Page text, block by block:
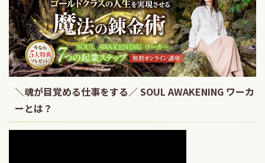
＼魂が目覚める仕事をする／ SOUL AWAKENING ワーカ
ーとは？